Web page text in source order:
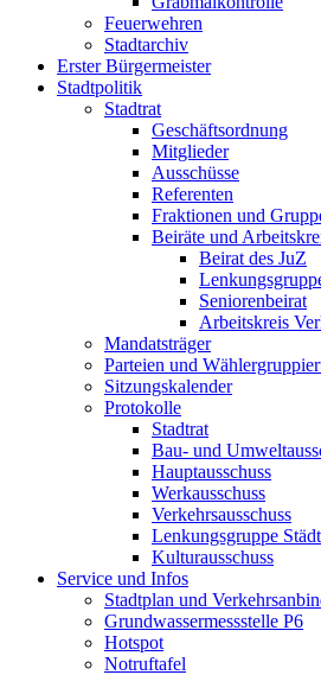
Feuerwehren
Stadtarchiv
Erster Bürgermeister
Stadtpolitik
Stadtrat
Geschäftsordnung
Mitglieder
Ausschüsse
Referenten
Fraktionen und
Beiräte und
Beirat des JuZ
Seniorenbeirat
Arbeitskreis
Mandatsträger
Parteien und
Sitzungskalender
Protokolle
Stadtrat
Bau- und
Hauptausschuss
Werkausschuss
Verkehrsausschuss
Lenkungsgruppe
Kulturausschuss
Service und Infos
Stadtplan und
Grundwassermessstelle P6
Hotspot
Notruftafel